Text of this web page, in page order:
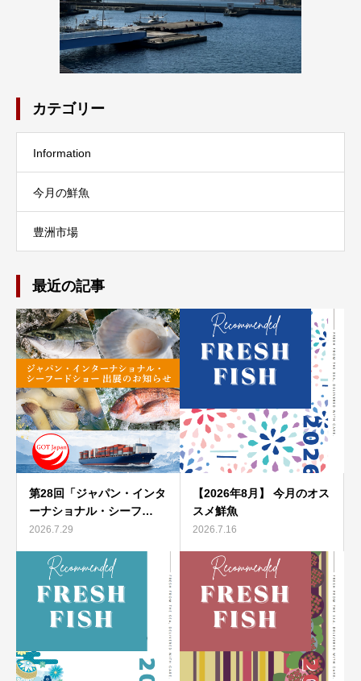
カテゴリー
Information
今月の鮮魚
豊洲市場
最近の記事
第28回「ジャパン・インタ
ーナショナル・シーフ…
2026.7.29
【2026年8月】 今月のオス
スメ鮮魚
2026.7.16